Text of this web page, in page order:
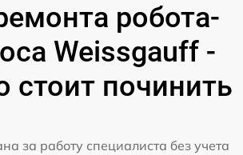
робота-
Weissgauff -
стоит починить
за работу специалиста без учета